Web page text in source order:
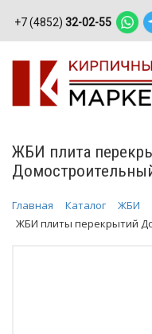
+7 (4852) 32-02-55
ЖБИ плита
Главная Каталог ЖБИ
ЖБИ плиты перекрытий